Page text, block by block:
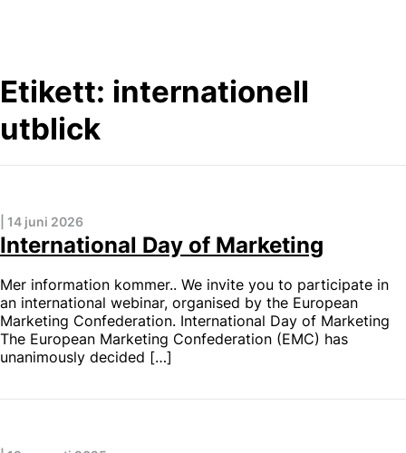
Etikett: internationell
utblick
14 juni 2026
International Day of Marketing
Mer information kommer.. We invite you to participate in
an international webinar, organised by the European
Marketing Confederation. International Day of Marketing
The European Marketing Confederation (EMC) has
unanimously decided […]